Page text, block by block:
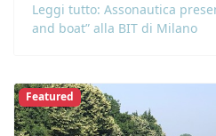
Leggi tutto: Assonautica
and boat” alla BIT di Milano
Featured